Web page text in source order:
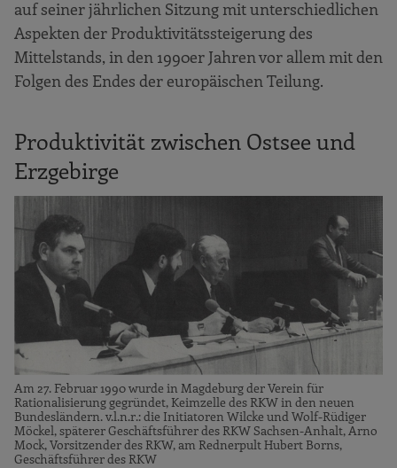
auf seiner jährlichen Sitzung mit unterschiedlichen
Aspekten der Produktivitätssteigerung des
Mittelstands, in den 1990er Jahren vor allem mit den
Folgen des Endes der europäischen Teilung.
Produktivität zwischen Ostsee und
Erzgebirge
Am 27. Februar 1990 wurde in Magdeburg der Verein für
Rationalisierung gegründet, Keimzelle des RKW in den neuen
Bundesländern. v.l.n.r.: die Initiatoren Wilcke und Wolf-Rüdiger
Möckel, späterer Geschäftsführer des RKW Sachsen-Anhalt, Arno
Mock, Vorsitzender des RKW, am Rednerpult Hubert Borns,
Geschäftsführer des RKW